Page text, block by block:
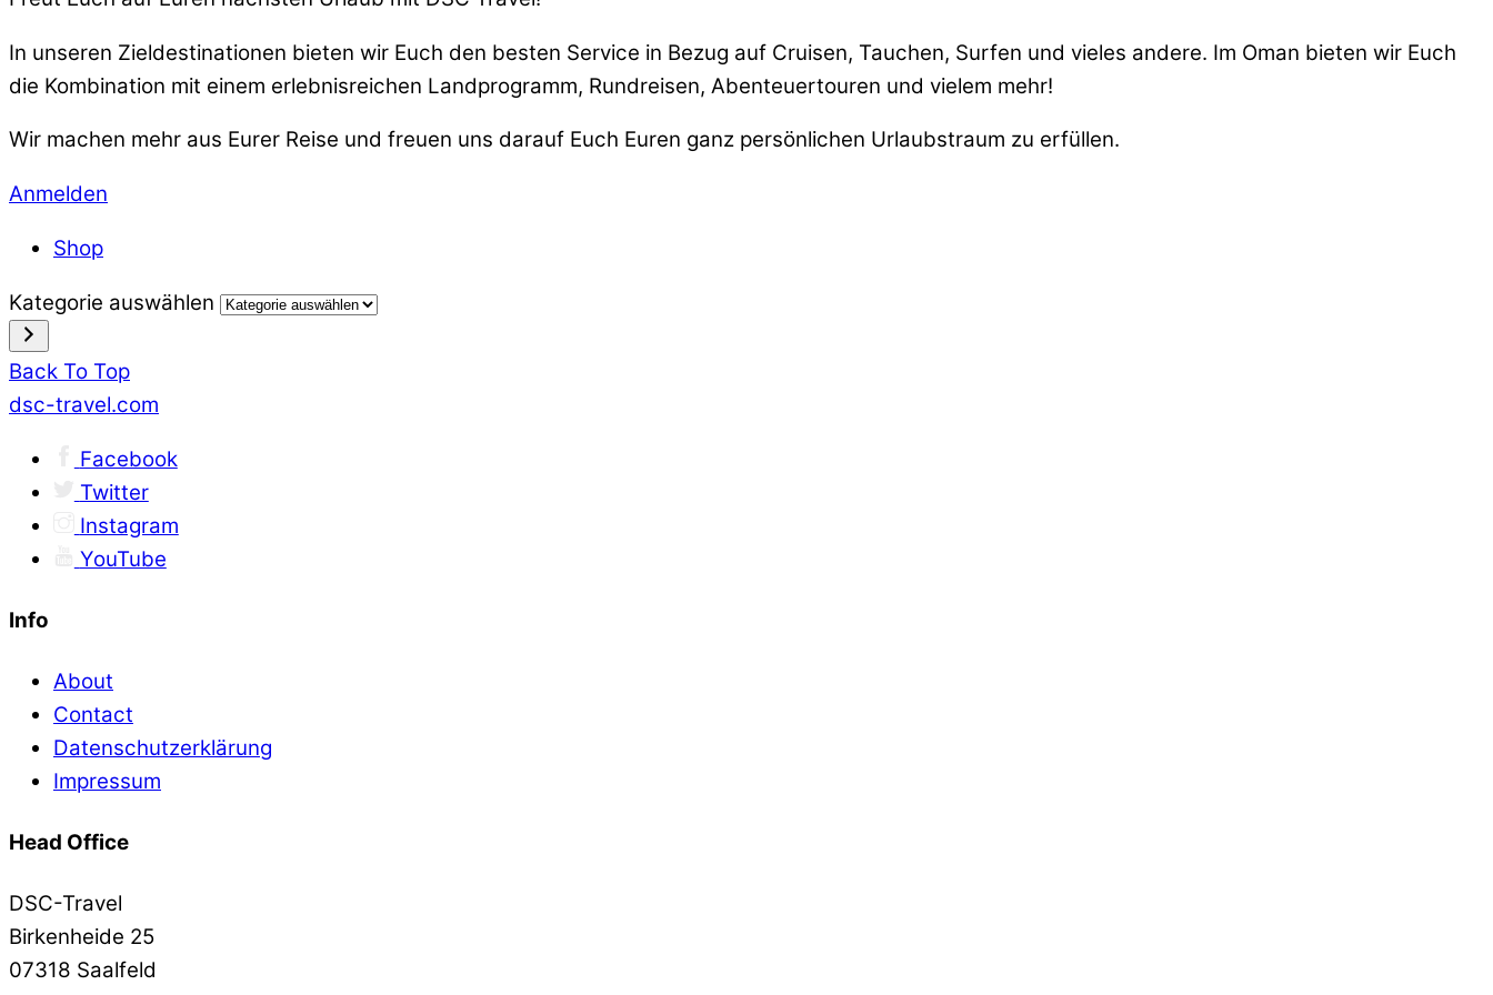
In unseren Zieldestinationen bieten wir Euch den besten Service in Bezug auf Cruisen, Tauchen, Surfen und vieles andere. Im Oman bieten wir Euch
die Kombination mit einem erlebnisreichen Landprogramm, Rundreisen, Abenteuertouren und vielem mehr!
Wir machen mehr aus Eurer Reise und freuen uns darauf Euch Euren ganz persönlichen Urlaubstraum zu erfüllen.
Anmelden
Shop
Kategorie auswählen
Back To Top
dsc-travel.com
Facebook
Twitter
Instagram
YouTube
Info
About
Contact
Datenschutzerklärung
Impressum
Head Office
DSC-Travel
Birkenheide 25
07318 Saalfeld